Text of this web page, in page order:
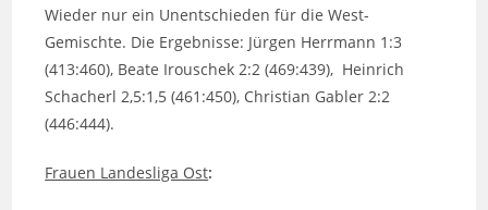
Wieder nur ein Unentschieden für die West-
Gemischte. Die Ergebnisse: Jürgen Herrmann 1:3
(413:460), Beate Irouschek 2:2 (469:439), Heinrich
Schacherl 2,5:1,5 (461:450), Christian Gabler 2:2
(446:444).
Frauen Landesliga Ost: